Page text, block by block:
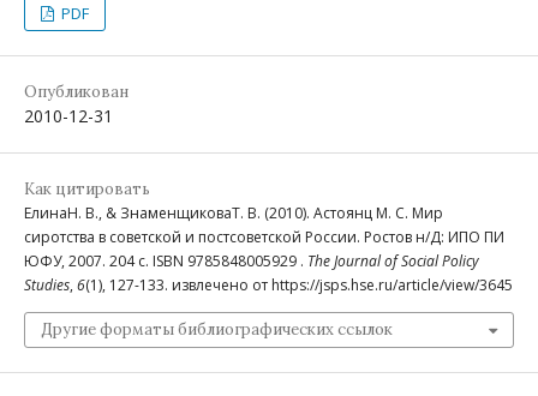
PDF
Опубликован
2010-12-31
Как цитировать
ЕлинаН. В., & ЗнаменщиковаТ. В. (2010). Астоянц М. С. Мир
сиротства в советской и постсоветской России. Ростов н/Д: ИПО ПИ
ЮФУ, 2007. 204 с. ISBN 9785848005929 . The Journal of Social Policy
Studies, 6(1), 127-133. извлечено от https://jsps.hse.ru/article/view/3645
Другие форматы библиографических ссылок